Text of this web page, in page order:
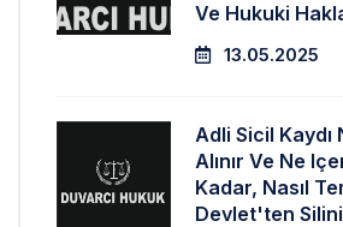
Ve Hukuki
13.05.2025
Adli Sicil Kaydı
Alınır Ve Ne
Kadar, Nasıl
Devlet'ten